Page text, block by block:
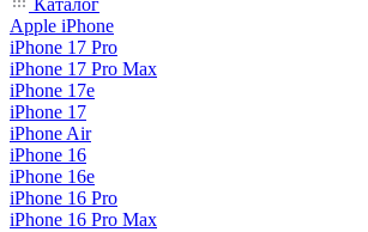
Каталог
Apple iPhone
iPhone 17 Pro
iPhone 17 Pro Max
iPhone 17e
iPhone 17
iPhone Air
iPhone 16
iPhone 16e
iPhone 16 Pro
iPhone 16 Pro Max